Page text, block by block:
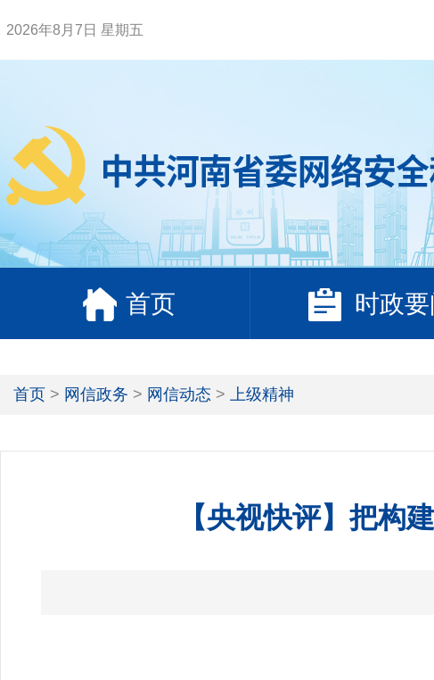
2026年8月7日 星期五
首页 时政要
首页 > 网信政务 > 网信动态 > 上级精神
【央视快评】把构